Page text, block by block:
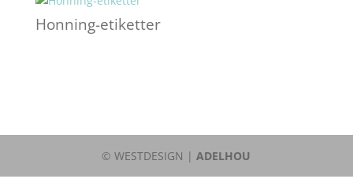
Honning-etiketter
© WESTDESIGN |ADELHOU